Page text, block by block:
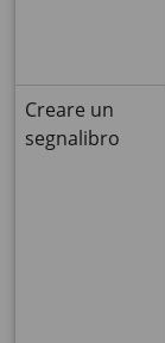
Creare un
segnalibro